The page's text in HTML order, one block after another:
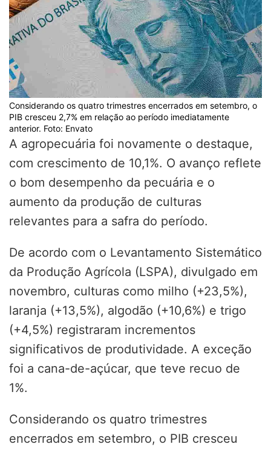
Considerando os quatro trimestres encerrados em setembro, o
PIB cresceu 2,7% em relação ao período imediatamente
anterior. Foto: Envato
A agropecuária foi novamente o destaque,
com crescimento de 10,1%. O avanço reflete
o bom desempenho da pecuária e o
aumento da produção de culturas
relevantes para a safra do período.
De acordo com o Levantamento Sistemático
da Produção Agrícola (LSPA), divulgado em
novembro, culturas como milho (+23,5%),
laranja (+13,5%), algodão (+10,6%) e trigo
(+4,5%) registraram incrementos
significativos de produtividade. A exceção
foi a cana-de-açúcar, que teve recuo de
1%.
Considerando os quatro trimestres
encerrados em setembro, o PIB cresceu